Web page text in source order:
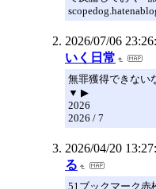
2026/07/06
いく日常
無罪獲得できない
▼ ▶
2026
2026 / 7
2026/04/20
る
51ブックマーク赤